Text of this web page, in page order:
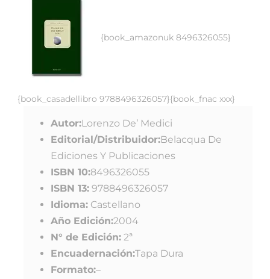
{book_amazonuk 8496326055}
{book_casadellibro 9788496326057}{book_fnac xxx}
Autor:Lorenzo De’ Medici
Editorial/Distribuidor:Belacqua De
Ediciones Y Publicaciones
ISBN 10:8496326055
ISBN 13: 9788496326057
Idioma: Castellano
Año Edición:2004
N° de Edición: 2ª
Encuadernación:Tapa Dura
Formato:–